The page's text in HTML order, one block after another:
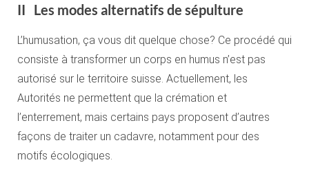
II Les modes alternatifs de sépulture
L’humusation, ça vous dit quelque chose? Ce procédé qui
consiste à transformer un corps en humus n’est pas
autorisé sur le territoire suisse. Actuellement, les
Autorités ne permettent que la crémation et
l’enterrement, mais certains pays proposent d’autres
façons de traiter un cadavre, notamment pour des
motifs écologiques.